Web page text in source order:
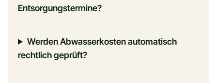
Entsorgungstermine?
Werden Abwasserkosten automatisch
rechtlich geprüft?